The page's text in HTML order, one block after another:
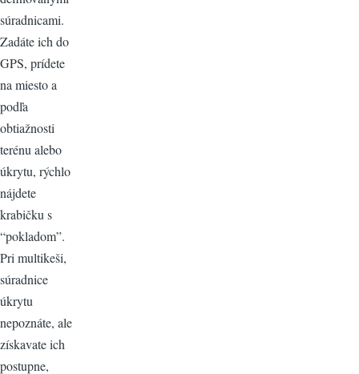
súradnicami.
Zadáte ich do
GPS, prídete
na miesto a
podľa
obtiažnosti
terénu alebo
úkrytu, rýchlo
nájdete
krabičku s
“pokladom”.
Pri multikeši,
súradnice
úkrytu
nepoznáte, ale
získavate ich
postupne,